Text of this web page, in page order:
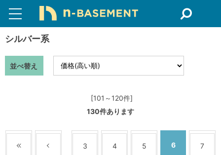
シルバー系
並べ替え
[101～120件]
130件あります
3 4 5 6 7